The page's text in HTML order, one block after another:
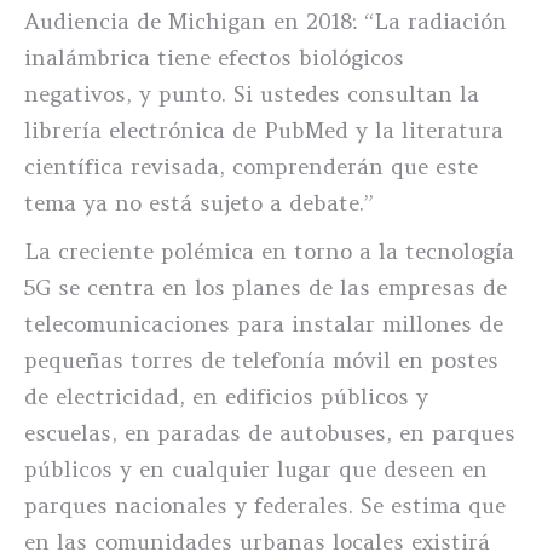
Audiencia de Michigan en 2018: “La radiación
inalámbrica tiene efectos biológicos
negativos, y punto. Si ustedes consultan la
librería electrónica de PubMed y la literatura
científica revisada, comprenderán que este
tema ya no está sujeto a debate.”
La creciente polémica en torno a la tecnología
5G se centra en los planes de las empresas de
telecomunicaciones para instalar millones de
pequeñas torres de telefonía móvil en postes
de electricidad, en edificios públicos y
escuelas, en paradas de autobuses, en parques
públicos y en cualquier lugar que deseen en
parques nacionales y federales. Se estima que
en las comunidades urbanas locales existirá